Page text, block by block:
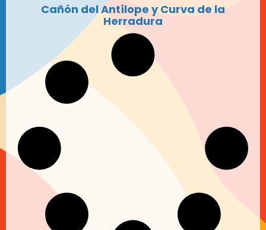
Cañón del Antílope y Curva de la
Herradura